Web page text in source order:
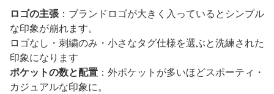
ロゴの主張：ブランドロゴが大きく入っているとシンプル
な印象が崩れます。
ロゴなし・刺繍のみ・小さなタグ仕様を選ぶと洗練された
印象になります
ポケットの数と配置 ：外ポケットが多いほどスポーティ・
カジュアルな印象に。